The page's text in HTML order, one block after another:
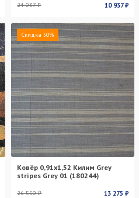
24 037 ₽ 10 937 ₽
Скидка 50%
Ковёр 0,91х1,52 Килим Grey
stripes Grey 01 (180244)
26 550 ₽ 13 275 ₽